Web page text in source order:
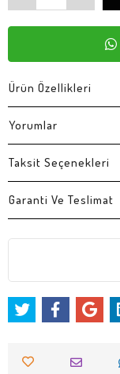
Ürün Özellikleri
Yorumlar
Taksit Seçenekleri
Garanti Ve Teslimat